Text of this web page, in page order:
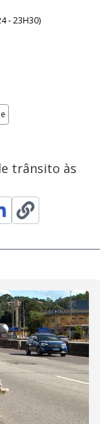
- 23H30)
trânsito às